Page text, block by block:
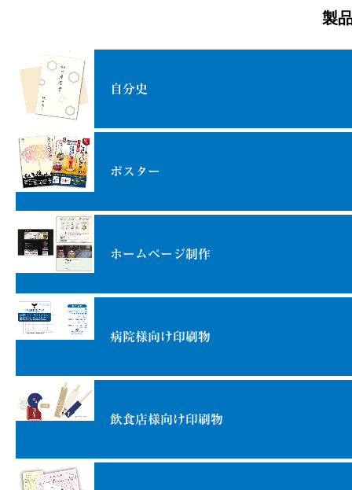
製
自分史
ポスター
ホームページ制作
病院様向け印刷物
飲食店様向け印刷物